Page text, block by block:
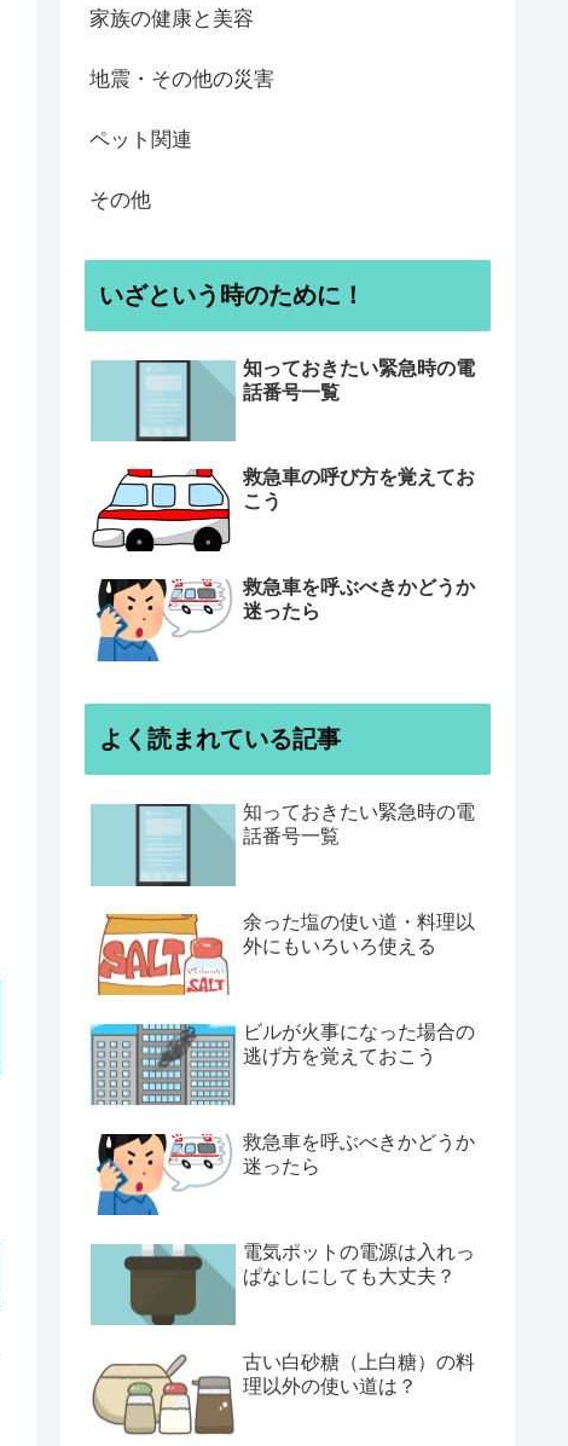
家族の健康と美容
地震・その他の災害
ペット関連
その他
いざという時のために！
知っておきたい緊急時の電
話番号一覧
救急車の呼び方を覚えてお
こう
救急車を呼ぶべきかどうか
迷ったら
よく読まれている記事
知っておきたい緊急時の電
話番号一覧
余った塩の使い道・料理以
外にもいろいろ使える
ビルが火事になった場合の
逃げ方を覚えておこう
救急車を呼ぶべきかどうか
迷ったら
電気ポットの電源は入れっ
ぱなしにしても大丈夫？
古い白砂糖（上白糖）の料
理以外の使い道は？